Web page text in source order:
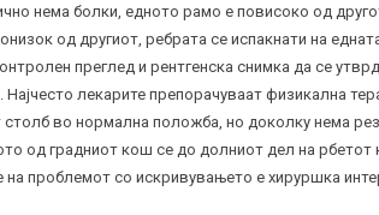
нема болки, едното рамо е повисоко од
од другиот, ребрата се испакнати на
преглед и рентгенска снимка да се
лекарите препорачуваат физикална
во нормална положба, но доколку нема
од градниот кош се до долниот дел на рбетот
проблемот со искривувањето е хируршка